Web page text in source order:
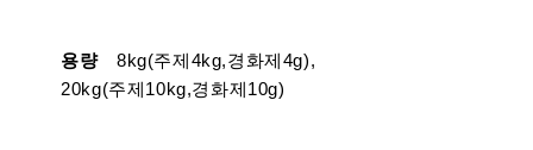
용량
8kg(주제4kg,경화제4g),
20kg(주제10kg,경화제10g)